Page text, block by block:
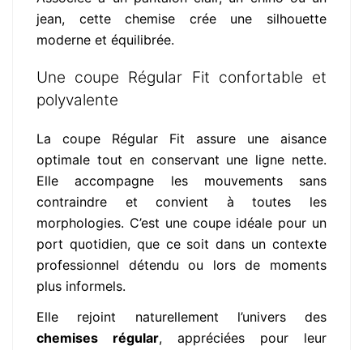
jean, cette chemise crée une silhouette
moderne et équilibrée.
Une coupe Régular Fit confortable et
polyvalente
La coupe Régular Fit assure une aisance
optimale tout en conservant une ligne nette.
Elle accompagne les mouvements sans
contraindre et convient à toutes les
morphologies. C’est une coupe idéale pour un
port quotidien, que ce soit dans un contexte
professionnel détendu ou lors de moments
plus informels.
Elle rejoint naturellement l’univers des
chemises régular, appréciées pour leur